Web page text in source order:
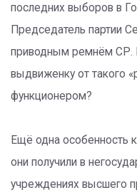
последних выборов в
Председатель партии
приводным ремнём СР.
выдвиженку от такого
функционером?
Ещё одна особенность
они получили в
учреждениях высшего